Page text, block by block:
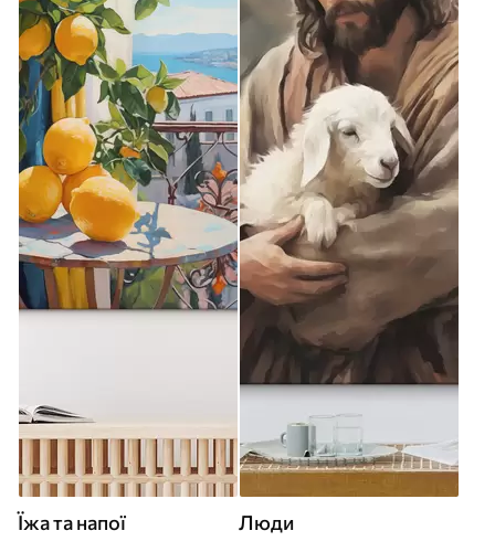
Їжа та напої Люди